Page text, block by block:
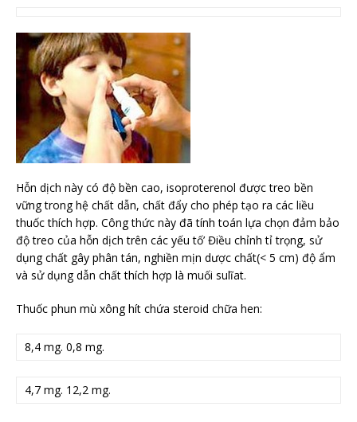
Hỗn dịch này có độ bền cao, isoproterenol được treo bền
vững trong hệ chất dẫn, chất đẩy cho phép tạo ra các liều
thuốc thích hợp. Công thức này đã tính toán lựa chọn đảm bảo
độ treo của hỗn dịch trên các yếu tố’ Điều chỉnh tỉ trọng, sử
dụng chất gây phân tán, nghiền mịn dược chất(< 5 cm) độ ẩm
và sử dụng dẫn chất thích hợp là muối sulĩat.
Thuốc phun mù xông hít chứa steroid chữa hen:
8,4 mg. 0,8 mg.
4,7 mg. 12,2 mg.